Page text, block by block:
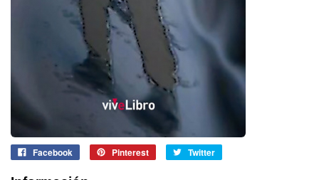
Facebook Pinterest Twitter